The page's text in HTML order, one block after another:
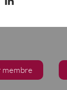
membre